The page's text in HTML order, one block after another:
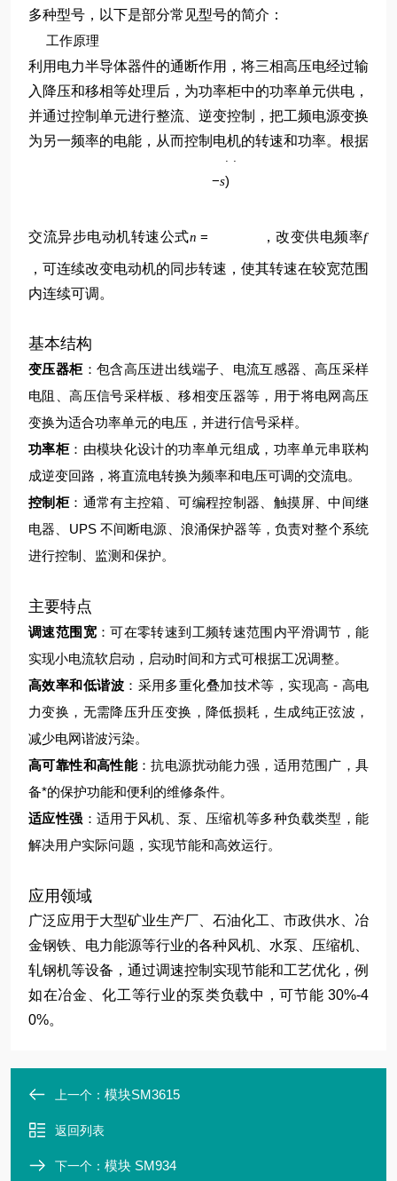
多种型号，以下是部分常见型号的简介：
工作原理
利用电力半导体器件的通断作用，将三相高压电经过输
入降压和移相等处理后，为功率柜中的功率单元供电，
并通过控制单元进行整流、逆变控制，把工频电源变换
为另一频率的电能，从而控制电机的转速和功率。根据
交流异步电动机转速公式n =
p
−s)
，改变供电频率f
，可连续改变电动机的同步转速，使其转速在较宽范围
内连续可调。
基本结构
变压器柜：包含高压进出线端子、电流互感器、高压采样
电阻、高压信号采样板、移相变压器等，用于将电网高压
变换为适合功率单元的电压，并进行信号采样。
功率柜：由模块化设计的功率单元组成，功率单元串联构
成逆变回路，将直流电转换为频率和电压可调的交流电。
控制柜：通常有主控箱、可编程控制器、触摸屏、中间继
电器、UPS 不间断电源、浪涌保护器等，负责对整个系统
进行控制、监测和保护。
主要特点
调速范围宽：可在零转速到工频转速范围内平滑调节，能
实现小电流软启动，启动时间和方式可根据工况调整。
高效率和低谐波 ：采用多重化叠加技术等，实现高 - 高电
力变换，无需降压升压变换，降低损耗，生成纯正弦波，
减少电网谐波污染。
高可靠性和高性能：抗电源扰动能力强，适用范围广，具
备*的保护功能和便利的维修条件。
适应性强 ：适用于风机、泵、压缩机等多种负载类型，能
解决用户实际问题，实现节能和高效运行。
应用领域
广泛应用于大型矿业生产厂、石油化工、市政供水、冶
金钢铁、电力能源等行业的各种风机、水泵、压缩机、
轧钢机等设备，通过调速控制实现节能和工艺优化，例
如在冶金、化工等行业的泵类负载中，可节能 30%-4
0%。
上一个： 模块SM3615
返回列表
下一个： 模块 SM934